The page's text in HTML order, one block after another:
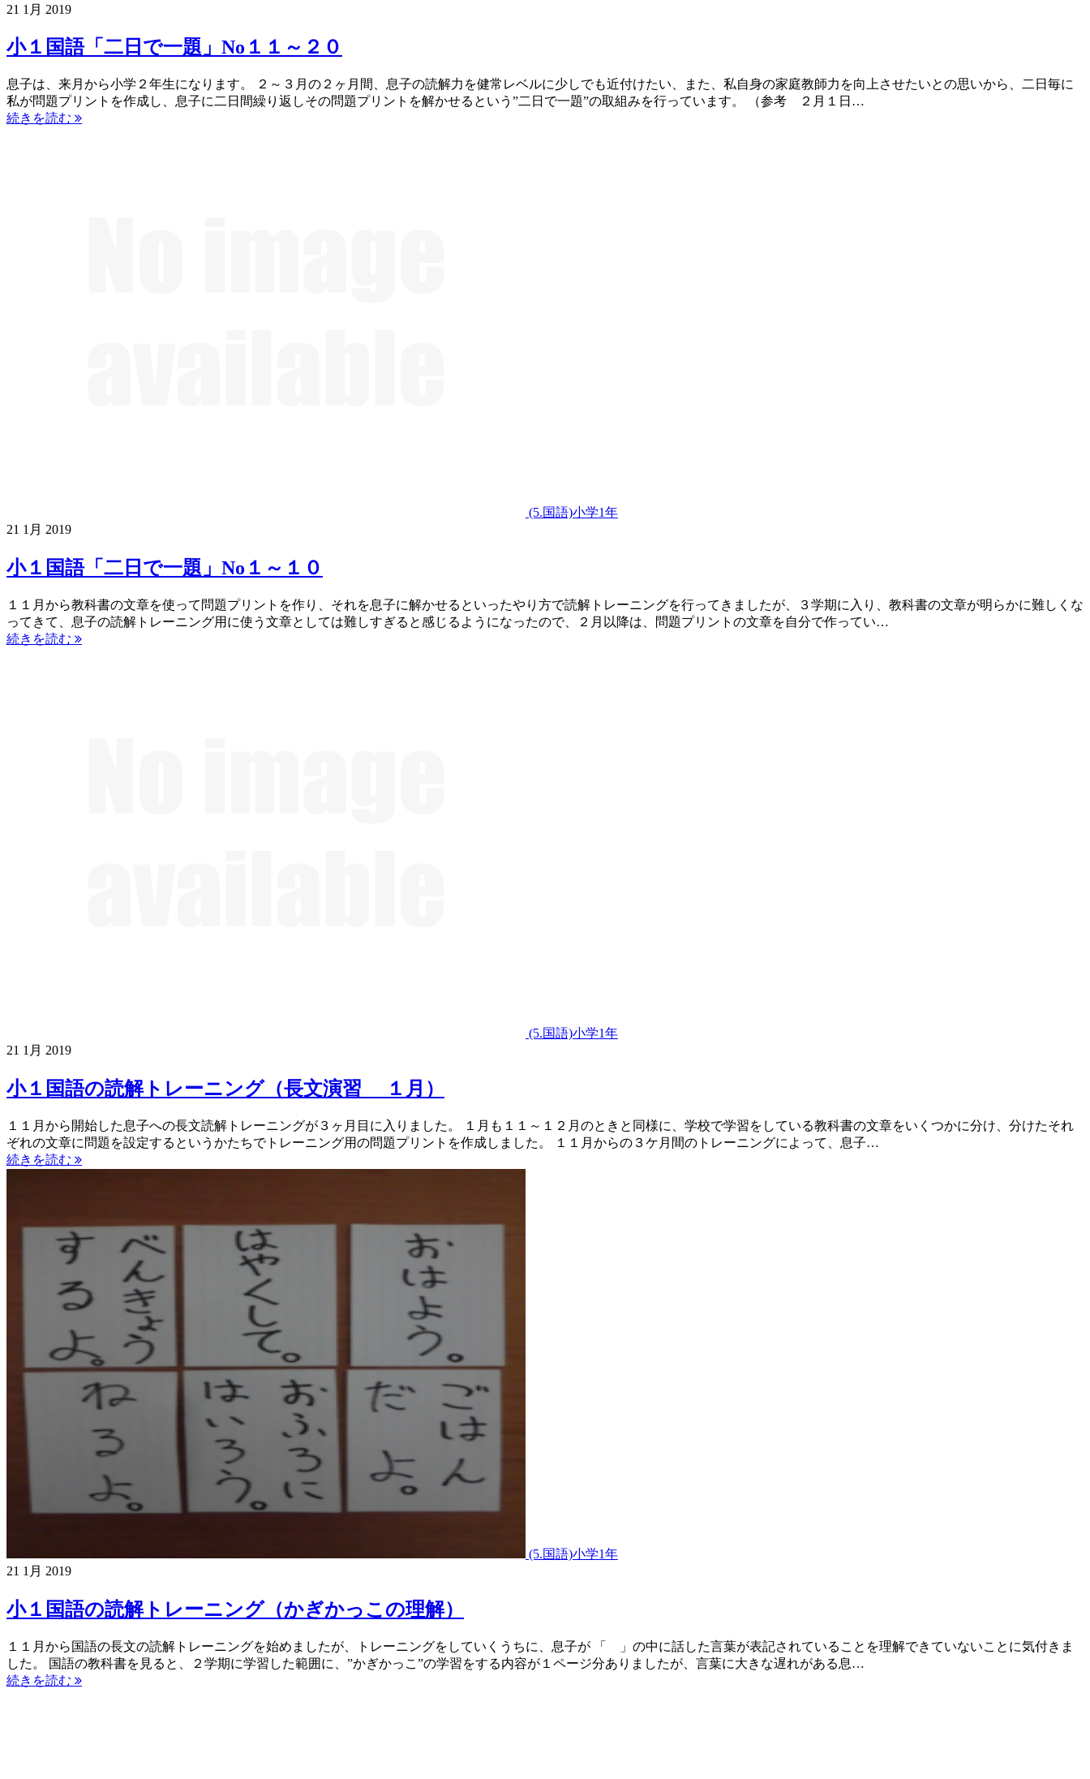
21 1月 2019
小１国語「二日で一題」No１１～２０
息子は、来月から小学２年生になります。 ２～３月の２ヶ月間、息子の読解力を健常レベルに少しでも近付けたい、また、私自身の家庭教師力を向上させたいとの思いから、二日毎に
私が問題プリントを作成し、息子に二日間繰り返しその問題プリントを解かせるという”二日で一題”の取組みを行っています。 （参考 ２月１日…
続きを読む
(5.国語)小学1年
21 1月 2019
小１国語「二日で一題」No１～１０
１１月から教科書の文章を使って問題プリントを作り、それを息子に解かせるといったやり方で読解トレーニングを行ってきましたが、３学期に入り、教科書の文章が明らかに難しくな
ってきて、息子の読解トレーニング用に使う文章としては難しすぎると感じるようになったので、２月以降は、問題プリントの文章を自分で作ってい…
続きを読む
(5.国語)小学1年
21 1月 2019
小１国語の読解トレーニング（長文演習 １月）
１１月から開始した息子への長文読解トレーニングが３ヶ月目に入りました。 １月も１１～１２月のときと同様に、学校で学習をしている教科書の文章をいくつかに分け、分けたそれ
ぞれの文章に問題を設定するというかたちでトレーニング用の問題プリントを作成しました。 １１月からの３ケ月間のトレーニングによって、息子…
続きを読む
(5.国語)小学1年
21 1月 2019
小１国語の読解トレーニング（かぎかっこの理解）
１１月から国語の長文の読解トレーニングを始めましたが、トレーニングをしていくうちに、息子が 「 」の中に話した言葉が表記されていることを理解できていないことに気付きま
した。 国語の教科書を見ると、２学期に学習した範囲に、”かぎかっこ”の学習をする内容が１ページ分ありましたが、言葉に大きな遅れがある息…
続きを読む